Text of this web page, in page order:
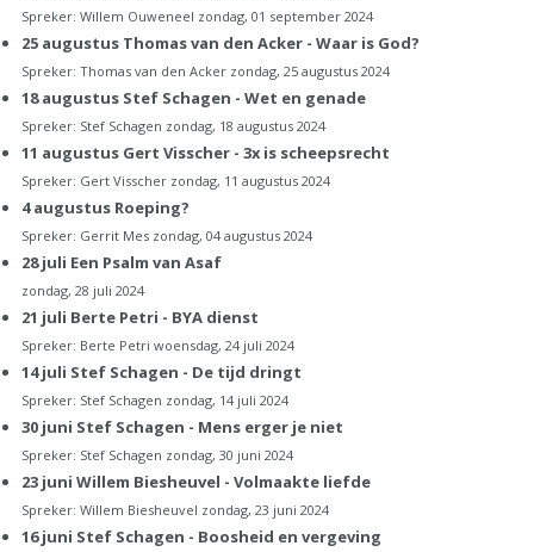
Spreker: Willem Ouweneel zondag, 01 september 2024
25 augustus Thomas van den Acker - Waar is God?
Spreker: Thomas van den Acker zondag, 25 augustus 2024
18 augustus Stef Schagen - Wet en genade
Spreker: Stef Schagen zondag, 18 augustus 2024
11 augustus Gert Visscher - 3x is scheepsrecht
Spreker: Gert Visscher zondag, 11 augustus 2024
4 augustus Roeping?
Spreker: Gerrit Mes zondag, 04 augustus 2024
28 juli Een Psalm van Asaf
zondag, 28 juli 2024
21 juli Berte Petri - BYA dienst
Spreker: Berte Petri woensdag, 24 juli 2024
14 juli Stef Schagen - De tijd dringt
Spreker: Stef Schagen zondag, 14 juli 2024
30 juni Stef Schagen - Mens erger je niet
Spreker: Stef Schagen zondag, 30 juni 2024
23 juni Willem Biesheuvel - Volmaakte liefde
Spreker: Willem Biesheuvel zondag, 23 juni 2024
16 juni Stef Schagen - Boosheid en vergeving